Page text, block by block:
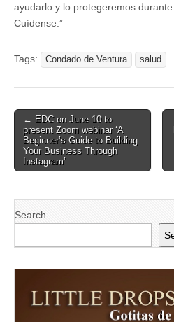
ayudarlo y lo protegeremos durante
Cuídense.”
Tags: Condado de Ventura salud
Post
navigation
← EDC on June 10 to
present Zoom webinar ‘A
Beginner’s Guide to Building
Your Business Through
Instagram’
Search